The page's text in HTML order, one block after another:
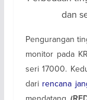
dan
Pengurangan
monitor pada
seri 17000.
dari rencana